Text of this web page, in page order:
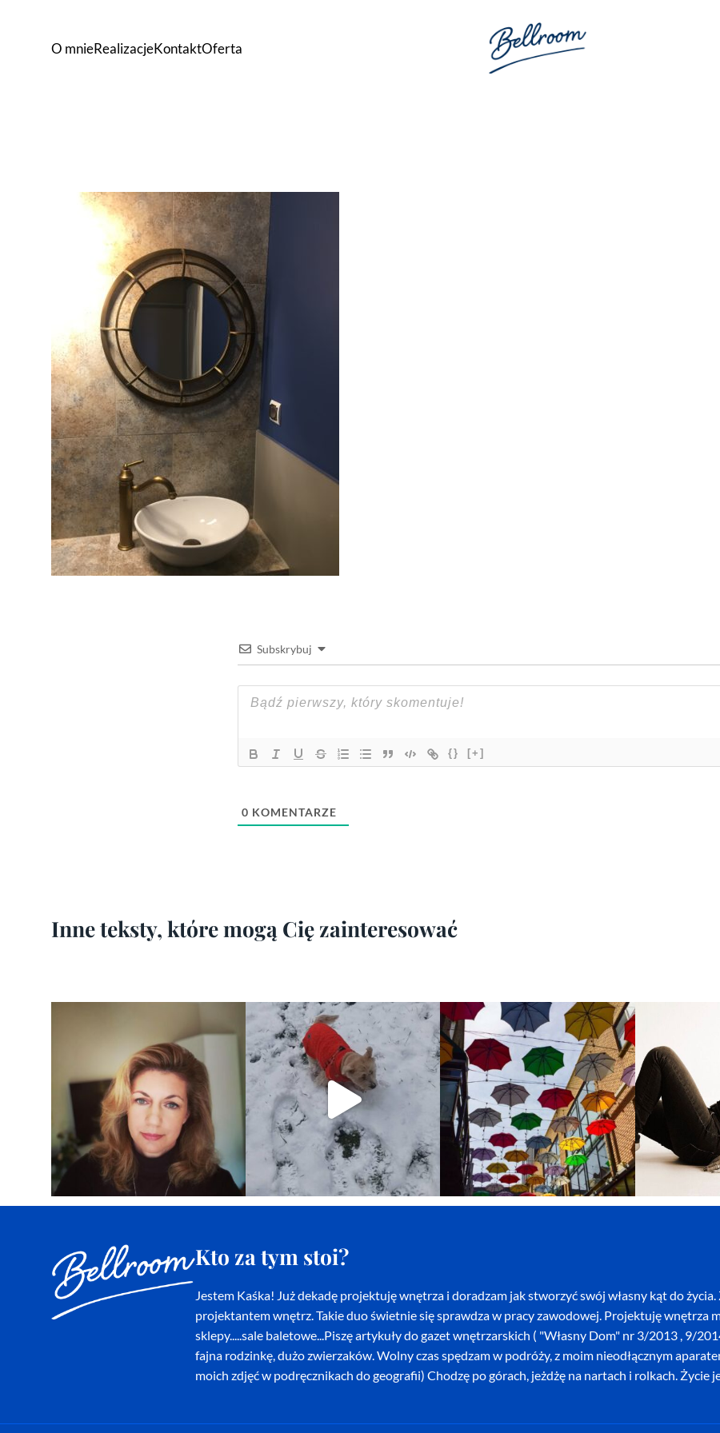
O mnieRealizacjeKontaktOferta
Subskrybuj
{} [+]
0 KOMENTARZE
Inne teksty, które mogą Cię zainteresować
Kto za tym stoi?
Jestem Kaśka! Już dekadę projektuję wnętrza i doradzam jak stworzyć swój własny kąt do
projektantem wnętrz. Takie duo świetnie się sprawdza w pracy zawodowej. Projektuję wnętrza
sklepy.....sale baletowe...Piszę artykuły do gazet wnętrzarskich ( "Własny Dom" nr 3/2013 , 9/
fajna rodzinkę, dużo zwierzaków. Wolny czas spędzam w podróży, z moim nieodłącznym
moich zdjęć w podręcznikach do geografii) Chodzę po górach, jeżdżę na nartach i rolkach. Życie